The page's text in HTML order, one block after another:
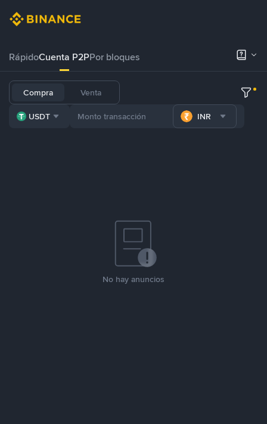
RápidoCuenta P2PPor bloques
Compra Venta
USDT INR
No hay anuncios